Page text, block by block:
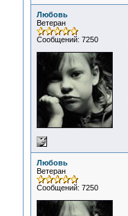
Любовь
Ветеран
Сообщений: 7250
Любовь
Ветеран
Сообщений: 7250